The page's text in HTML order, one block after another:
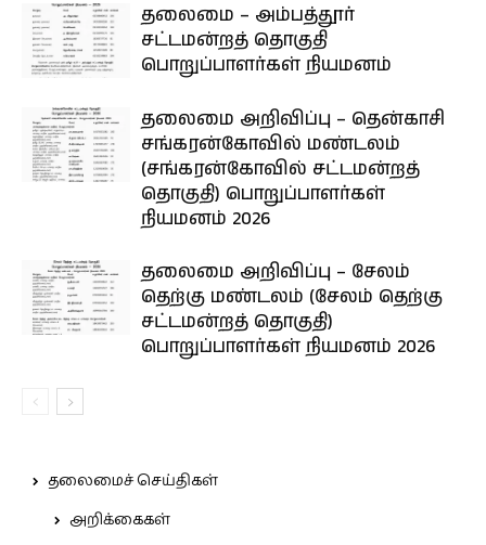
தலைமை – அம்பத்தூர்
சட்டமன்றத் தொகுதி
பொறுப்பாளர்கள் நியமனம்
தலைமை அறிவிப்பு – தென்காசி
சங்கரன்கோவில் மண்டலம்
(சங்கரன்கோவில் சட்டமன்றத்
தொகுதி) பொறுப்பாளர்கள்
நியமனம் 2026
தலைமை அறிவிப்பு – சேலம்
தெற்கு மண்டலம் (சேலம் தெற்கு
சட்டமன்றத் தொகுதி)
பொறுப்பாளர்கள் நியமனம் 2026
தலைமைச் செய்திகள்
அறிக்கைகள்